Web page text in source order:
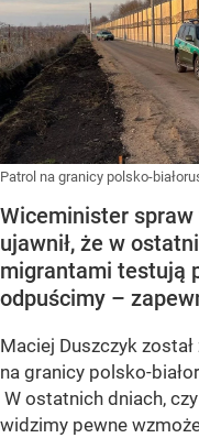
Patrol na granicy polsko-
Wiceminister
ujawnił, że w
migrantami testują
odpuścimy –
Maciej Duszczyk
na granicy polsko-
W ostatnich dniach,
widzimy pewne